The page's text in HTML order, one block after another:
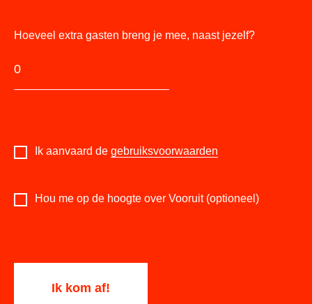
Hoeveel extra gasten breng je mee, naast jezelf?
Ik aanvaard de gebruiksvoorwaarden
Hou me op de hoogte over Vooruit (optioneel)